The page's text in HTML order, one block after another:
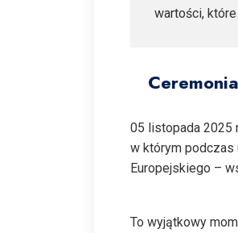
wartości,
05 listopada 2025
w którym podczas
Europejskiego –
To wyjątkowy